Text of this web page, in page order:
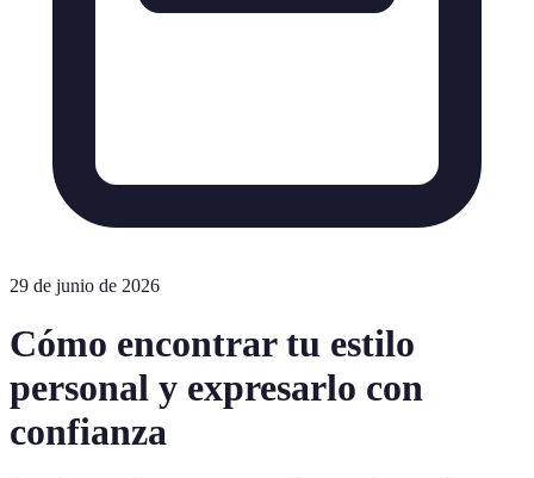
29 de junio de 2026
Cómo encontrar tu estilo
personal y expresarlo con
confianza